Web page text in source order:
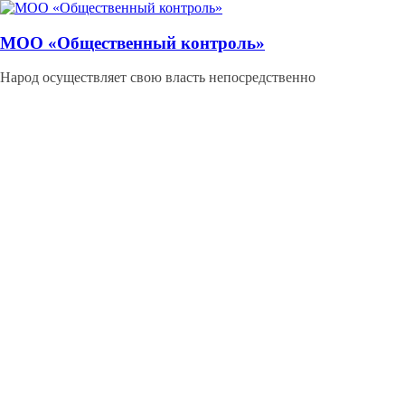
Перейти
содержимому
МОО «Общественный контроль»
Народ осуществляет свою власть непосредственно